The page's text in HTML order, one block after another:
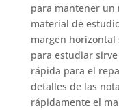
para mantener un
material de
margen
para estudiar
rápida para el
detalles de las
rápidamente el